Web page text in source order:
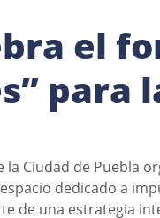
el
para
Ciudad de Puebla
dedicado a
de una estrategia